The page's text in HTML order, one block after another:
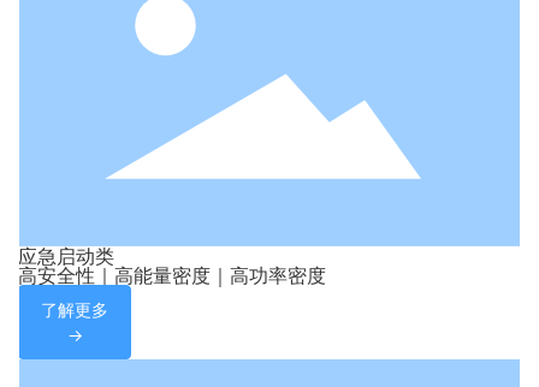
应急启动类
高安全性｜高能量密度｜高功率密度
了解更多
→